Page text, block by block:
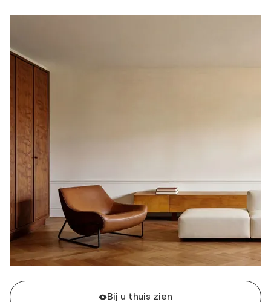
Bij u thuis zien